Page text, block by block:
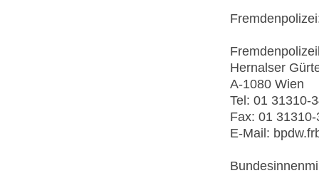
Hernalser
A-1080 Wien
Tel: 01 31310-
Fax: 01
E-Mail: